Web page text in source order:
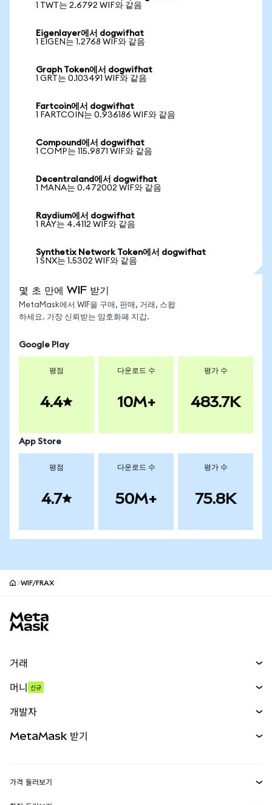
1 TWT는 2.6792 WIF와 같음
Eigenlayer에서 dogwifhat
1 EIGEN는 1.2768 WIF와 같음
Graph Token에서 dogwifhat
1 GRT는 0.103491 WIF와 같음
Fartcoin에서 dogwifhat
1 FARTCOIN는 0.936186 WIF와 같음
Compound에서 dogwifhat
1 COMP는 115.9871 WIF와 같음
Decentraland에서 dogwifhat
1 MANA는 0.472002 WIF와 같음
Raydium에서 dogwifhat
1 RAY는 4.4112 WIF와 같음
Synthetix Network Token에서 dogwifhat
1 SNX는 1.5302 WIF와 같음
몇 초 만에 WIF 받기
MetaMask에서 WIF을 구매, 판매, 거래, 스왑
하세요. 가장 신뢰받는 암호화폐 지갑.
Google Play
평점
4.4
다운로드 수
10M+
평가 수
483.7K
App Store
평점
4.7
다운로드 수
50M+
평가 수
75.8K
WIF/FRAX
거래
무기한 선물
실물자산
머니 신규
개발자
MetaMask 받기
가격 둘러보기